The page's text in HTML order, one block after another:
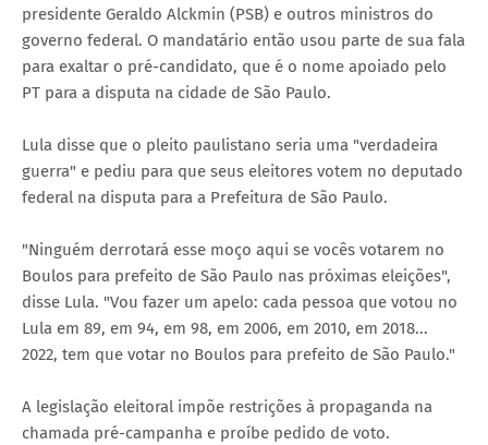
presidente Geraldo Alckmin (PSB) e outros ministros do
governo federal. O mandatário então usou parte de sua fala
para exaltar o pré-candidato, que é o nome apoiado pelo
PT para a disputa na cidade de São Paulo.
Lula disse que o pleito paulistano seria uma "verdadeira
guerra" e pediu para que seus eleitores votem no deputado
federal na disputa para a Prefeitura de São Paulo.
"Ninguém derrotará esse moço aqui se vocês votarem no
Boulos para prefeito de São Paulo nas próximas eleições",
disse Lula. "Vou fazer um apelo: cada pessoa que votou no
Lula em 89, em 94, em 98, em 2006, em 2010, em 2018...
2022, tem que votar no Boulos para prefeito de São Paulo."
A legislação eleitoral impõe restrições à propaganda na
chamada pré-campanha e proíbe pedido de voto.